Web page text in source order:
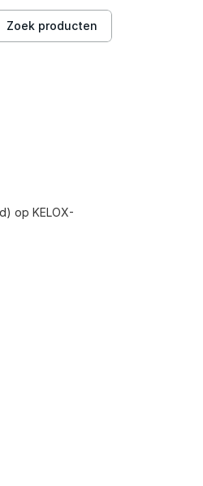
Zoek producten
op KELOX-